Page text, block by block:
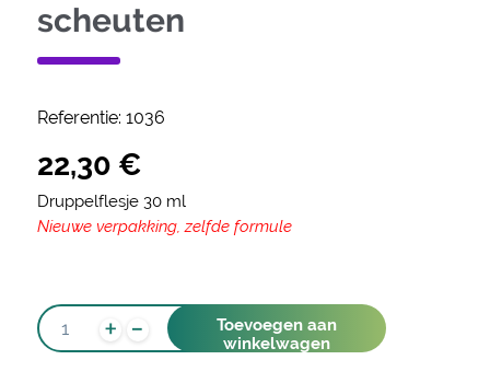
scheuten
22,30 €
Druppelflesje 30 ml
Nieuwe verpakking, zelfde formule
JENEVERSTRUIK
JONGE
+ -
Toevoegen aan
winkelwagen
Referentie: 1036